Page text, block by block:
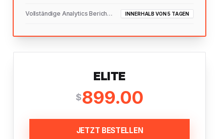
Vollständige Analytics Berichtszustellung INNERHALB VON 5 TAGEN
ELITE
$899.00
JETZT BESTELLEN